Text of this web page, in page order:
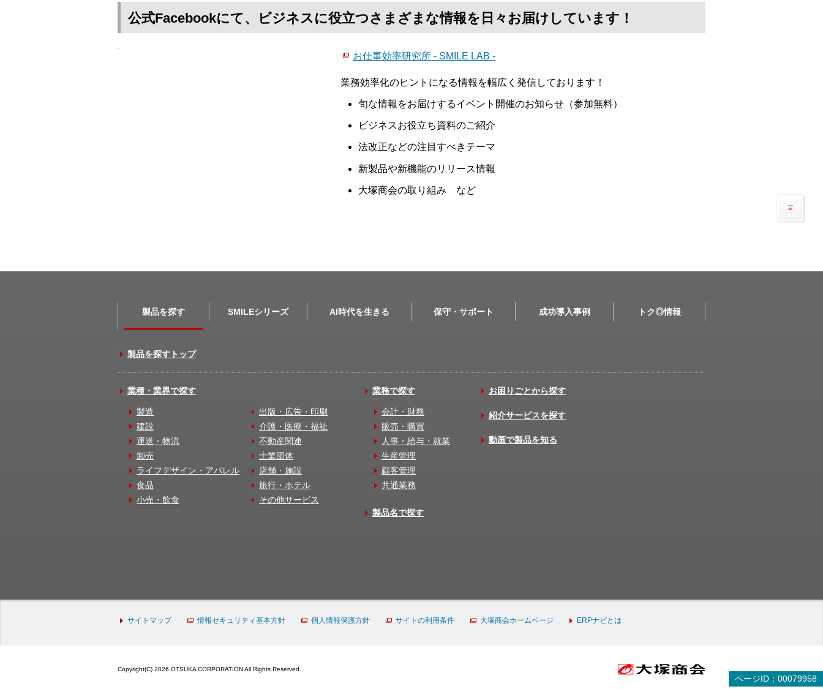
公式Facebookにて、ビジネスに役立つさまざまな情報を日々お届けしています！
お仕事効率研究所 - SMILE LAB -
業務効率化のヒントになる情報を幅広く発信しております！
旬な情報をお届けするイベント開催のお知らせ（参加無料）
ビジネスお役立ち資料のご紹介
法改正などの注目すべきテーマ
新製品や新機能のリリース情報
大塚商会の取り組み など
ページID：00079958
製品を探す SMILEシリーズ AI時代を生きる 保守・サポート 成功導入事例 トク◎情報
製品を探すトップ
業種・業界で探す
製造
建設
運送・物流
卸売
ライフデザイン・アパレル
食品
小売・飲食
出版・広告・印刷
介護・医療・福祉
不動産関連
士業団体
店舗・施設
旅行・ホテル
その他サービス
業務で探す
会計・財務
販売・購買
人事・給与・就業
生産管理
顧客管理
共通業務
製品名で探す
お困りごとから探す
紹介サービスを探す
動画で製品を知る
サイトマップ 情報セキュリティ基本方針 個人情報保護方針 サイトの利用条件 大塚商会ホームページ ERPナビとは
Copyright(C) 2026 OTSUKA CORPORATION All Rights Reserved.